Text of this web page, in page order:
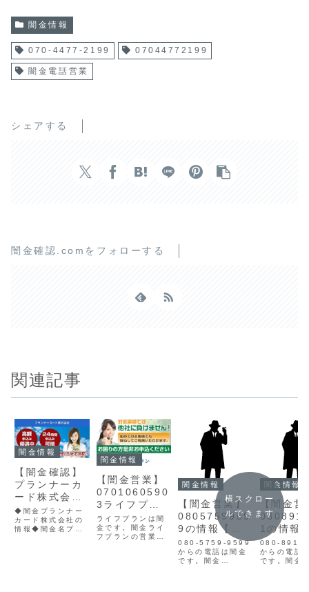
闇金情報
070-4477-2199 07044772199
闇金電話営業
シェアする
闇金確認.comをフォローする
関連記事
闇金情報
【闇金確認】
プランナーカ
ード株式会社
の情報
◆闇金プランナー
カード株式会社の
情報◆闇金名プラ
闇金情報
【闇金営業】
0701060590
3ライフプラ
ンの情報
ライフプランは闇
金です。闇金ライ
フプランの営業ラ
闇金情報
【闇金営業】
0805759959
9の情報【迷
惑電話】
080-5759-9599
からの電話は闇金
です。闇金
闇金情報
【闇金営
1の情報
惑電話】
080-
からの電話
です。闇金
横スクロー
ルできます